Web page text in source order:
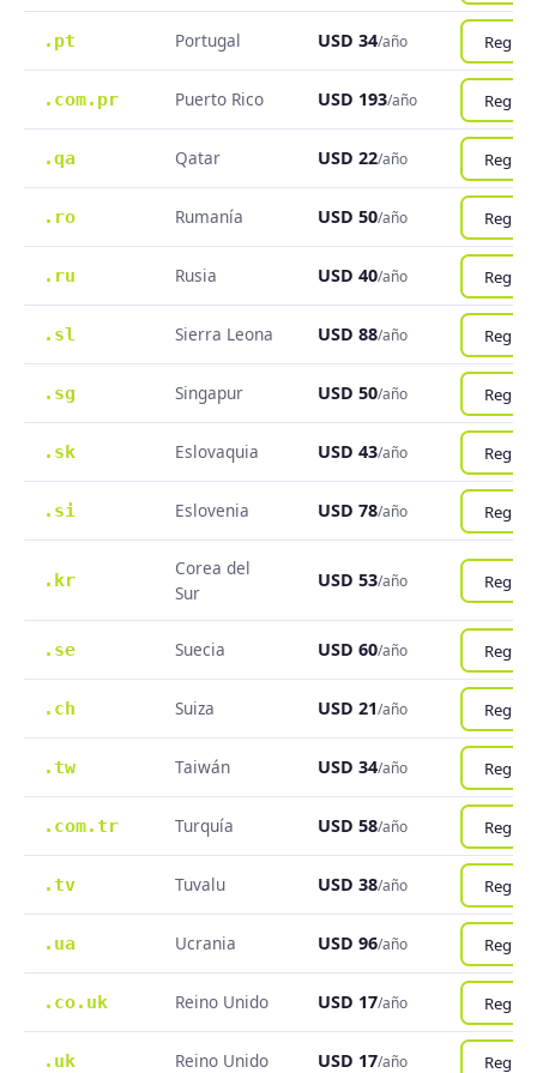
.pt Portugal USD 34/año
.com.pr Puerto Rico USD 193/año
.qa Qatar USD 22/año
.ro Rumanía USD 50/año
.ru Rusia USD 40/año
.sl Sierra Leona USD 88/año
.sg Singapur USD 50/año
.sk Eslovaquia USD 43/año
.si Eslovenia USD 78/año
.kr
Corea del
Sur
USD 53/año
.se Suecia USD 60/año
.ch Suiza USD 21/año
.tw Taiwán USD 34/año
.com.tr Turquía USD 58/año
.tv Tuvalu USD 38/año
.ua Ucrania USD 96/año
.co.uk Reino Unido USD 17/año
.uk Reino Unido USD 17/año